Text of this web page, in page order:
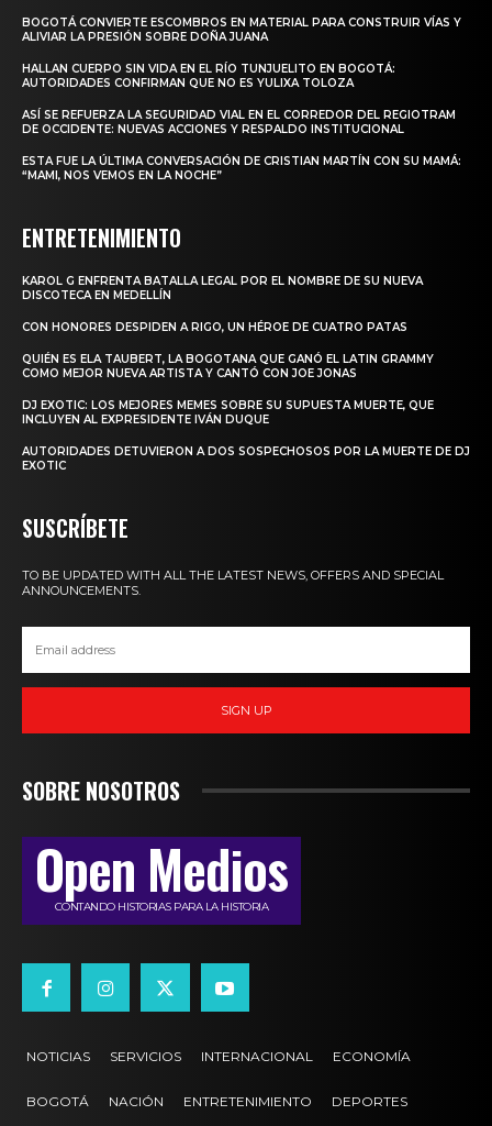
BOGOTÁ CONVIERTE ESCOMBROS EN MATERIAL PARA CONSTRUIR VÍAS Y
ALIVIAR LA PRESIÓN SOBRE DOÑA JUANA
HALLAN CUERPO SIN VIDA EN EL RÍO TUNJUELITO EN BOGOTÁ:
AUTORIDADES CONFIRMAN QUE NO ES YULIXA TOLOZA
ASÍ SE REFUERZA LA SEGURIDAD VIAL EN EL CORREDOR DEL REGIOTRAM
DE OCCIDENTE: NUEVAS ACCIONES Y RESPALDO INSTITUCIONAL
ESTA FUE LA ÚLTIMA CONVERSACIÓN DE CRISTIAN MARTÍN CON SU MAMÁ:
“MAMI, NOS VEMOS EN LA NOCHE”
ENTRETENIMIENTO
KAROL G ENFRENTA BATALLA LEGAL POR EL NOMBRE DE SU NUEVA
DISCOTECA EN MEDELLÍN
CON HONORES DESPIDEN A RIGO, UN HÉROE DE CUATRO PATAS
QUIÉN ES ELA TAUBERT, LA BOGOTANA QUE GANÓ EL LATIN GRAMMY
COMO MEJOR NUEVA ARTISTA Y CANTÓ CON JOE JONAS
DJ EXOTIC: LOS MEJORES MEMES SOBRE SU SUPUESTA MUERTE, QUE
INCLUYEN AL EXPRESIDENTE IVÁN DUQUE
AUTORIDADES DETUVIERON A DOS SOSPECHOSOS POR LA MUERTE DE DJ
EXOTIC
SUSCRÍBETE
TO BE UPDATED WITH ALL THE LATEST NEWS, OFFERS AND SPECIAL
ANNOUNCEMENTS.
SIGN UP
SOBRE NOSOTROS
Open Medios
CONTANDO HISTORIAS PARA LA HISTORIA
NOTICIAS SERVICIOS INTERNACIONAL ECONOMÍA
BOGOTÁ NACIÓN ENTRETENIMIENTO DEPORTES